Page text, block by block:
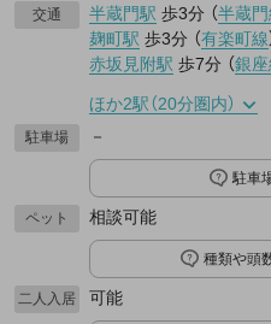
交通 半蔵門駅 歩3分 （半蔵門
麹町駅 歩3分 （有楽町線
赤坂見附駅 歩7分 （銀座
ほか2駅（20分圏内）
駐車場 －
駐車
ペット 相談可能
種類や頭
二人入居 可能